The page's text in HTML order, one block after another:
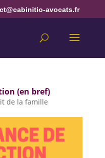
avocats.fr
(en bref)
de la famille